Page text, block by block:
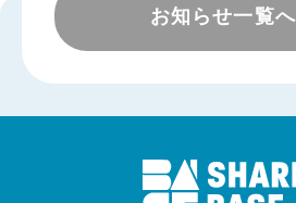
お知らせ一覧